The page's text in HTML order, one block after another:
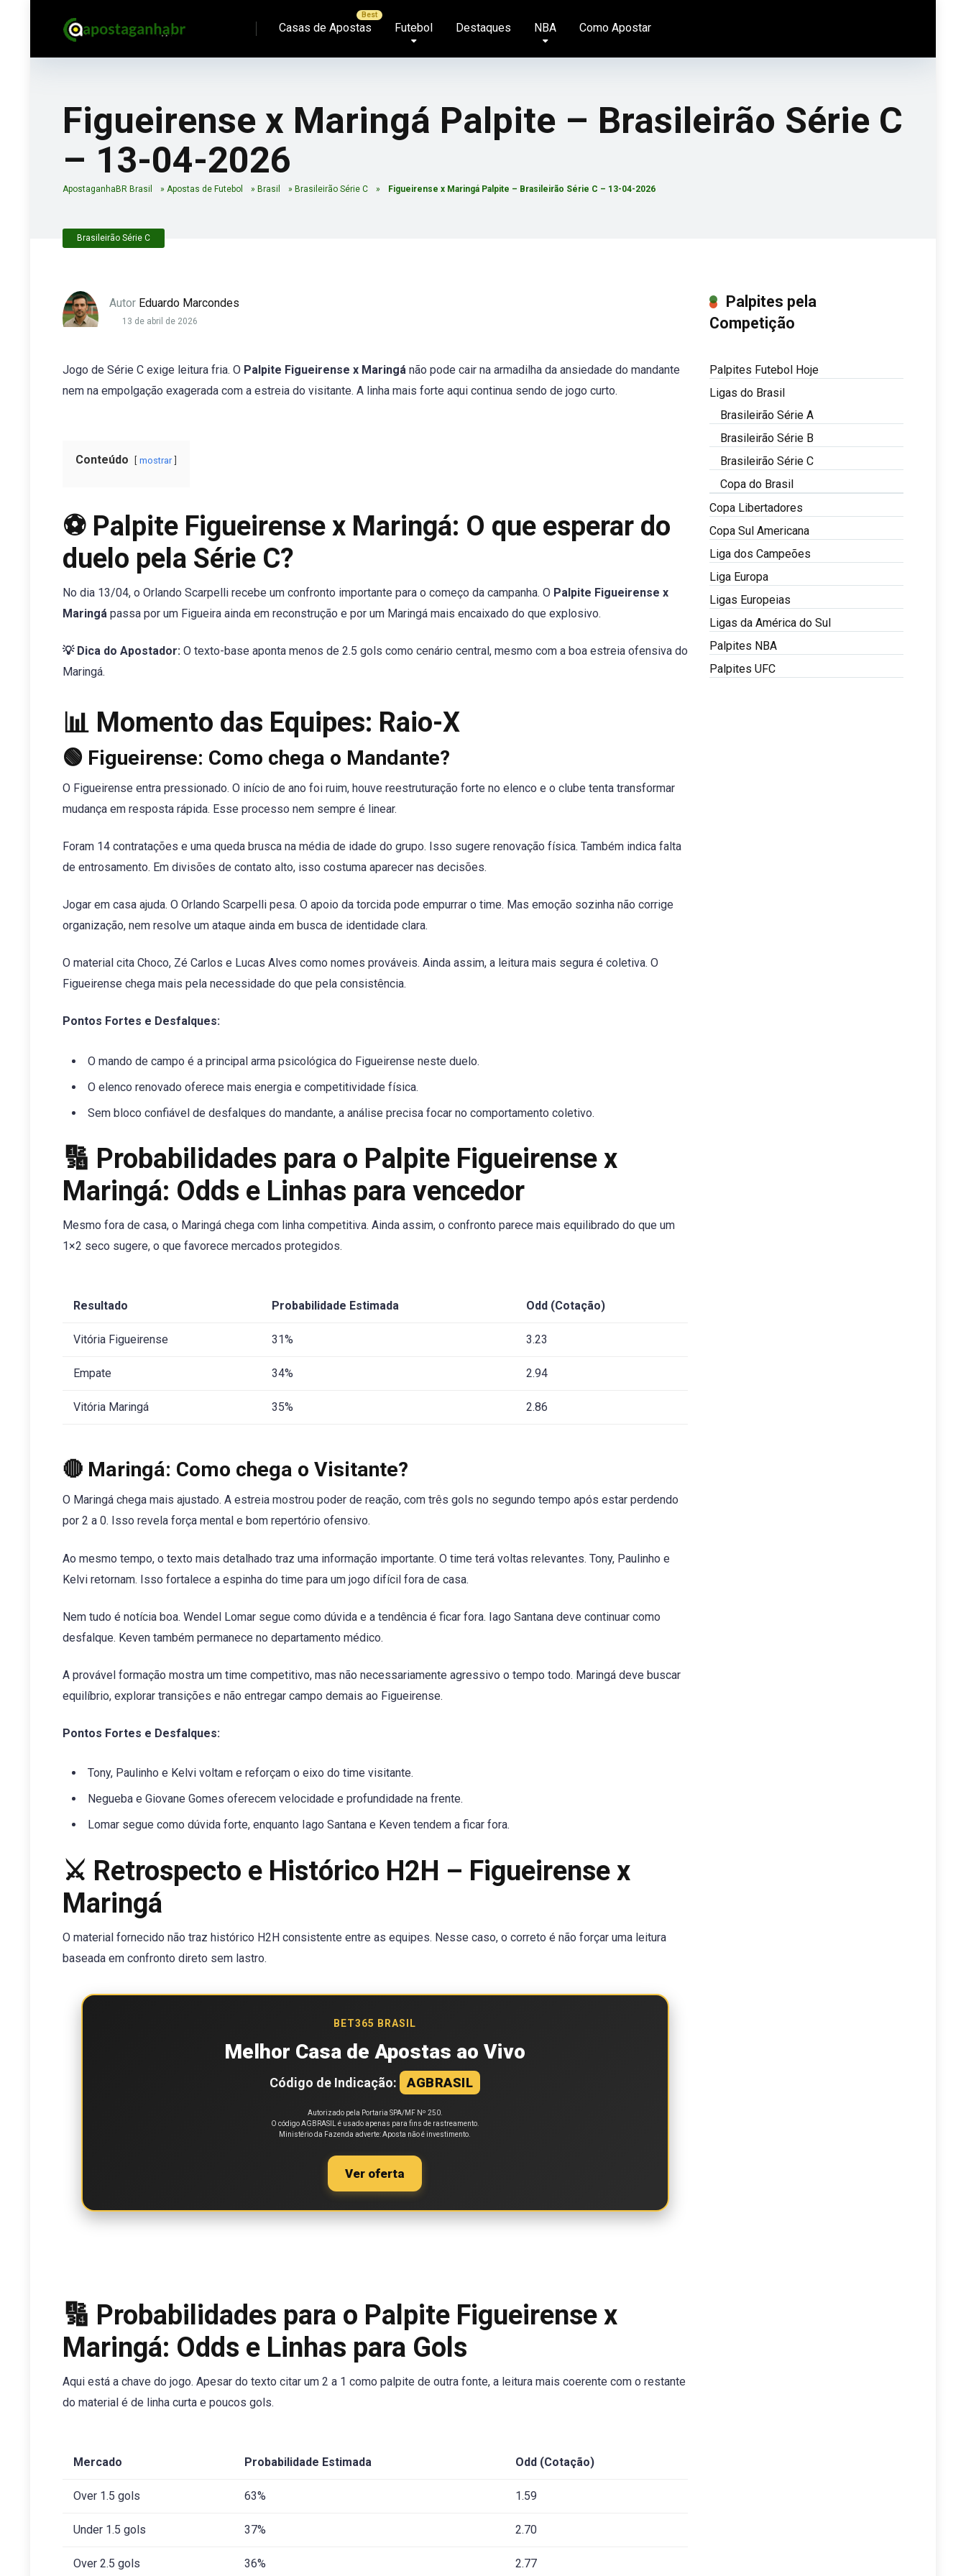
Casas de Apostas Futebol Destaques NBA Como Apostar
Figueirense x Maringá Palpite – Brasileirão Série C
– 13-04-2026
ApostaganhaBR Brasil » Apostas de Futebol » Brasil » Brasileirão Série C » Figueirense x Maringá Palpite – Brasileirão Série C – 13-04-2026
Brasileirão Série C
Autor Eduardo Marcondes
13 de abril de 2026
Jogo de Série C exige leitura fria. O Palpite Figueirense x Maringá não pode cair na armadilha da ansiedade do mandante
nem na empolgação exagerada com a estreia do visitante. A linha mais forte aqui continua sendo de jogo curto.
Conteúdo mostrar
⚽ Palpite Figueirense x Maringá: O que esperar do
duelo pela Série C?
No dia 13/04, o Orlando Scarpelli recebe um confronto importante para o começo da campanha. O Palpite Figueirense x
Maringá passa por um Figueira ainda em reconstrução e por um Maringá mais encaixado do que explosivo.
💡 Dica do Apostador: O texto-base aponta menos de 2.5 gols como cenário central, mesmo com a boa estreia ofensiva do
Maringá.
📊 Momento das Equipes: Raio-X
🟢 Figueirense: Como chega o Mandante?
O Figueirense entra pressionado. O início de ano foi ruim, houve reestruturação forte no elenco e o clube tenta transformar
mudança em resposta rápida. Esse processo nem sempre é linear.
Foram 14 contratações e uma queda brusca na média de idade do grupo. Isso sugere renovação física. Também indica falta
de entrosamento. Em divisões de contato alto, isso costuma aparecer nas decisões.
Jogar em casa ajuda. O Orlando Scarpelli pesa. O apoio da torcida pode empurrar o time. Mas emoção sozinha não corrige
organização, nem resolve um ataque ainda em busca de identidade clara.
O material cita Choco, Zé Carlos e Lucas Alves como nomes prováveis. Ainda assim, a leitura mais segura é coletiva. O
Figueirense chega mais pela necessidade do que pela consistência.
Pontos Fortes e Desfalques:
O mando de campo é a principal arma psicológica do Figueirense neste duelo.
O elenco renovado oferece mais energia e competitividade física.
Sem bloco confiável de desfalques do mandante, a análise precisa focar no comportamento coletivo.
🔢 Probabilidades para o Palpite Figueirense x
Maringá: Odds e Linhas para vencedor
Mesmo fora de casa, o Maringá chega com linha competitiva. Ainda assim, o confronto parece mais equilibrado do que um
1×2 seco sugere, o que favorece mercados protegidos.
Resultado Probabilidade Estimada Odd (Cotação)
Vitória Figueirense 31% 3.23
Empate 34% 2.94
Vitória Maringá 35% 2.86
🔴 Maringá: Como chega o Visitante?
O Maringá chega mais ajustado. A estreia mostrou poder de reação, com três gols no segundo tempo após estar perdendo
por 2 a 0. Isso revela força mental e bom repertório ofensivo.
Ao mesmo tempo, o texto mais detalhado traz uma informação importante. O time terá voltas relevantes. Tony, Paulinho e
Kelvi retornam. Isso fortalece a espinha do time para um jogo difícil fora de casa.
Nem tudo é notícia boa. Wendel Lomar segue como dúvida e a tendência é ficar fora. Iago Santana deve continuar como
desfalque. Keven também permanece no departamento médico.
A provável formação mostra um time competitivo, mas não necessariamente agressivo o tempo todo. Maringá deve buscar
equilíbrio, explorar transições e não entregar campo demais ao Figueirense.
Pontos Fortes e Desfalques:
Tony, Paulinho e Kelvi voltam e reforçam o eixo do time visitante.
Negueba e Giovane Gomes oferecem velocidade e profundidade na frente.
Lomar segue como dúvida forte, enquanto Iago Santana e Keven tendem a ficar fora.
⚔️ Retrospecto e Histórico H2H – Figueirense x
Maringá
O material fornecido não traz histórico H2H consistente entre as equipes. Nesse caso, o correto é não forçar uma leitura
baseada em confronto direto sem lastro.
BET365 BRASIL
Melhor Casa de Apostas ao Vivo
Código de Indicação: AGBRASIL
Autorizado pela Portaria SPA/MF Nº 250.
O código AGBRASIL é usado apenas para fins de rastreamento.
Ministério da Fazenda adverte: Aposta não é investimento.
Ver oferta
🔢 Probabilidades para o Palpite Figueirense x
Maringá: Odds e Linhas para Gols
Aqui está a chave do jogo. Apesar do texto citar um 2 a 1 como palpite de outra fonte, a leitura mais coerente com o restante
do material é de linha curta e poucos gols.
Mercado Probabilidade Estimada Odd (Cotação)
Over 1.5 gols 63% 1.59
Under 1.5 gols 37% 2.70
Over 2.5 gols 36% 2.77
Palpites pela
Competição
Palpites Futebol Hoje
Ligas do Brasil
Brasileirão Série A
Brasileirão Série B
Brasileirão Série C
Copa do Brasil
Copa Libertadores
Copa Sul Americana
Liga dos Campeões
Liga Europa
Ligas Europeias
Ligas da América do Sul
Palpites NBA
Palpites UFC